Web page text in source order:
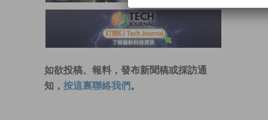
如欲投稿、報料，發布新聞稿或採訪通
知， 按這裏聯絡我們 。